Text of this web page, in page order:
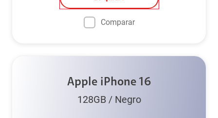
Comparar
Apple iPhone 16
128GB/ Negro